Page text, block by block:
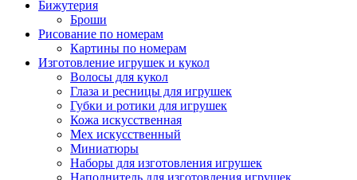
Бижутерия
Броши
Рисование по номерам
Картины по номерам
Изготовление игрушек и кукол
Волосы для кукол
Глаза и ресницы для игрушек
Губки и ротики для игрушек
Кожа искусственная
Мех искусственный
Миниатюры
Наборы для изготовления игрушек
Наполнитель для изготовления игрушек